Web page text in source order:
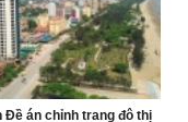
Đề án chỉnh trang đô thị